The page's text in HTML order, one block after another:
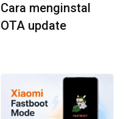
Cara menginstal
OTA update